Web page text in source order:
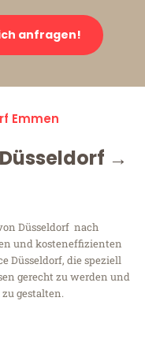
anfragen!
Emmen
→
Düsseldorf nach
und kosteneffizienten
Düsseldorf, die speziell
gerecht zu werden und
gestalten.